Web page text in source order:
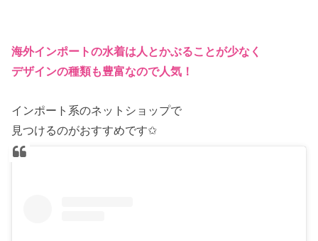
海外インポートの水着は人とかぶることが少なく
デザインの種類も豊富なので人気！
インポート系のネットショップで
見つけるのがおすすめです✩